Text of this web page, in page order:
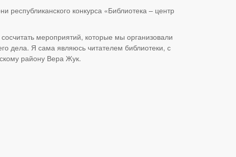
республиканского конкурса «Библиотека – центр
мероприятий, которые мы организовали
дела. Я сама являюсь читателем библиотеки, с
району Вера Жук.